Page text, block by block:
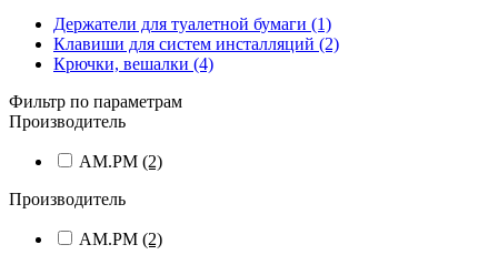
Держатели для туалетной бумаги (1)
Клавиши для систем инсталляций (2)
Крючки, вешалки (4)
Фильтр по параметрам
Производитель
AM.PM (2)
Производитель
AM.PM (2)